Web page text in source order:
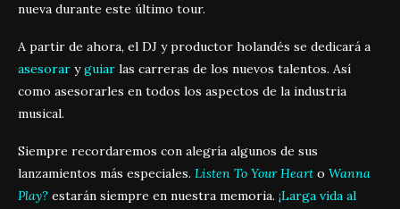
nueva durante este último tour.
A partir de ahora, el DJ y productor holandés se dedicará a
asesorar yguiar las carreras de los nuevos talentos. Así
como asesorarles en todos los aspectos de la industria
musical.
Siempre recordaremos con alegría algunos de sus
lanzamientos más especiales. Listen To Your Heart o Wanna
Play? estarán siempre en nuestra memoria. ¡Larga vida al